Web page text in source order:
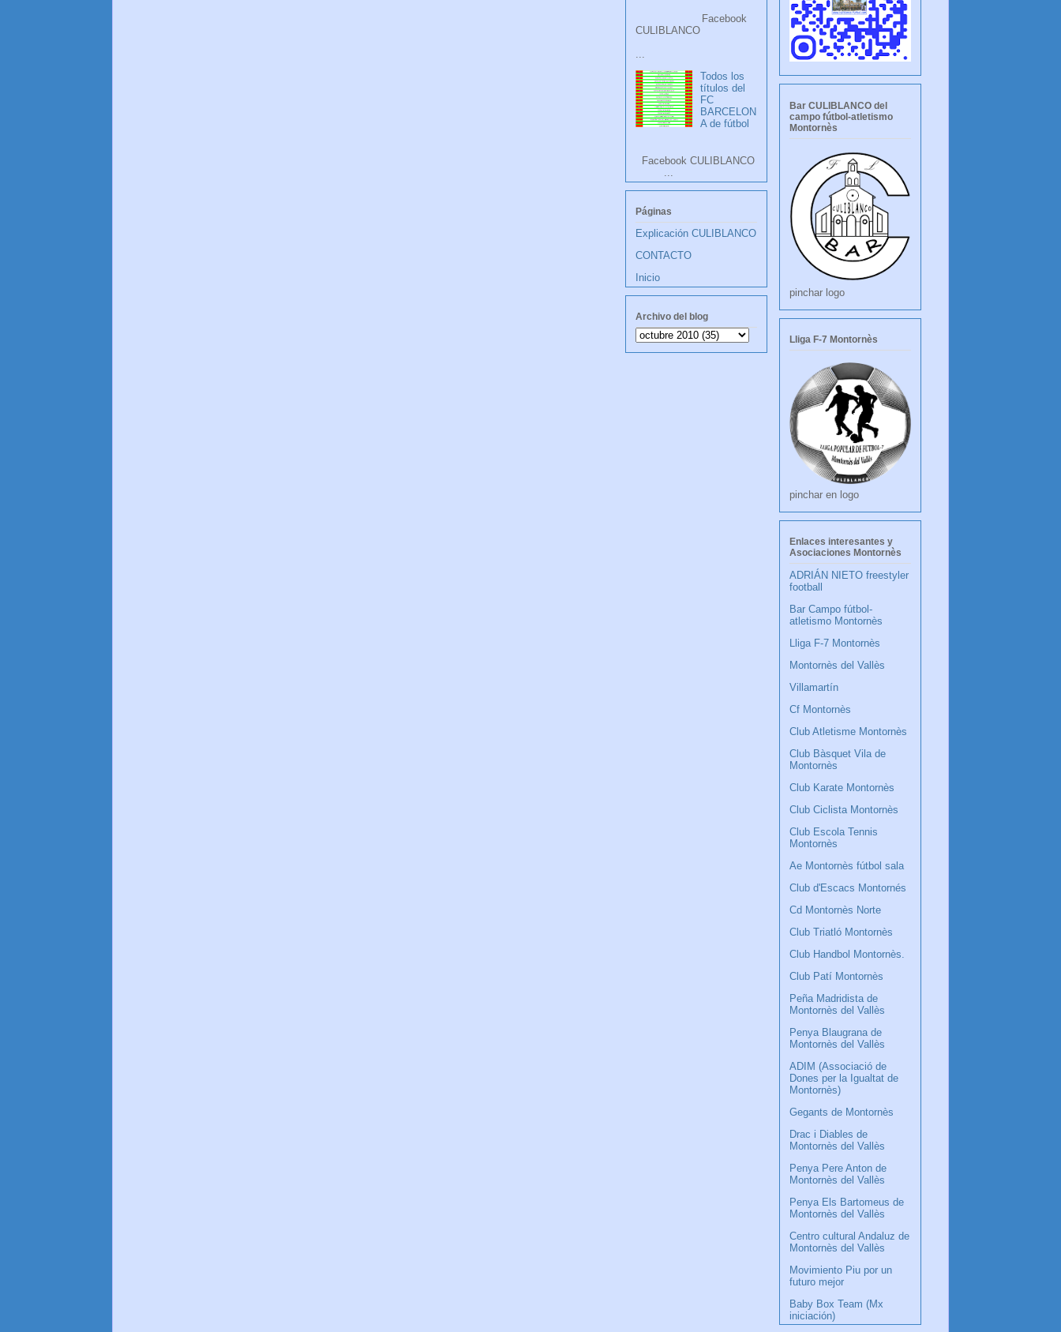
Facebook
CULIBLANCO
Todos los
títulos del
FC
BARCELON
A de fútbol
Facebook CULIBLANCO
...
Páginas
Explicación CULIBLANCO
CONTACTO
Inicio
Archivo del blog
Bar CULIBLANCO del
campo fútbol-atletismo
Montornès
pinchar logo
Lliga F-7 Montornès
pinchar en logo
Enlaces interesantes y
Asociaciones Montornès
ADRIÁN NIETO freestyler
football
Bar Campo fútbol-
atletismo Montornès
Lliga F-7 Montornès
Montornès del Vallès
Villamartín
Cf Montornès
Club Atletisme Montornès
Club Bàsquet Vila de
Montornès
Club Karate Montornès
Club Ciclista Montornès
Club Escola Tennis
Montornès
Ae Montornès fútbol sala
Club d'Escacs Montornés
Cd Montornès Norte
Club Triatló Montornès
Club Handbol Montornès.
Club Patí Montornès
Peña Madridista de
Montornès del Vallès
Penya Blaugrana de
Montornès del Vallès
ADIM (Associació de
Dones per la Igualtat de
Montornès)
Gegants de Montornès
Drac i Diables de
Montornès del Vallès
Penya Pere Anton de
Montornès del Vallès
Penya Els Bartomeus de
Montornès del Vallès
Centro cultural Andaluz de
Montornès del Vallès
Movimiento Piu por un
futuro mejor
Baby Box Team (Mx
iniciación)